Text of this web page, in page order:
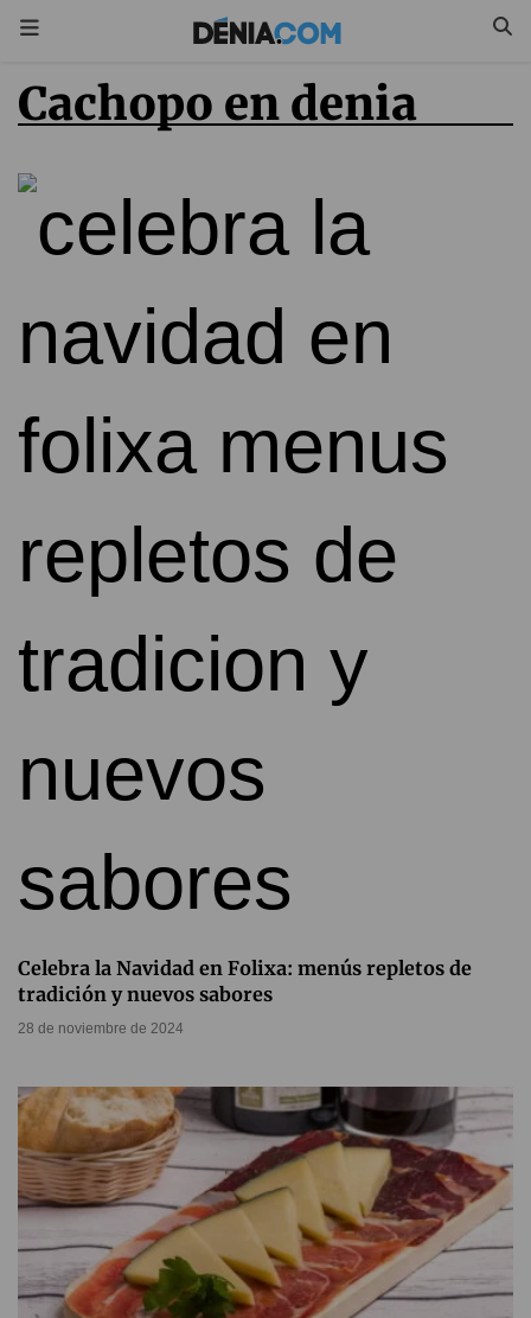
cachopo en denia
Celebra la Navidad en Folixa: menús repletos de
tradición y nuevos sabores
28 de noviembre de 2024